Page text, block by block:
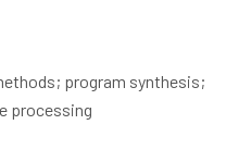
program synthesis;
processing